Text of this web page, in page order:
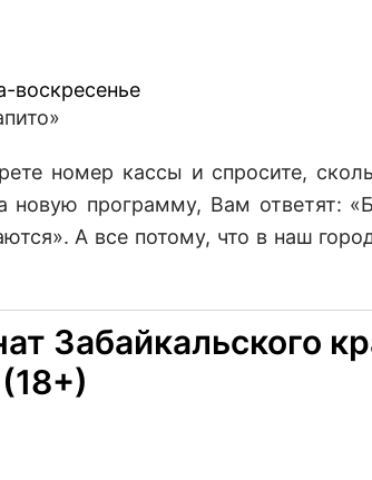
воскресенье
номер кассы и спросите,
новую программу, Вам ответят:
А все потому, что в наш
Забайкальского